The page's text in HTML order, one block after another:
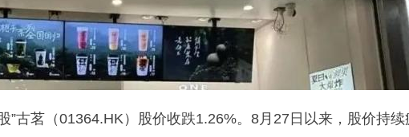
”古茗（01364.HK）股价收跌1.26%。8月27日以来，股价持续